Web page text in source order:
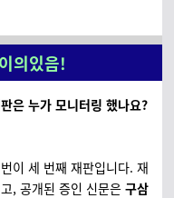
의있음!
은 누가 모니터링 했나요?
이 세 번째 재판입니다. 재
, 공개된 증인 신문은 구삼